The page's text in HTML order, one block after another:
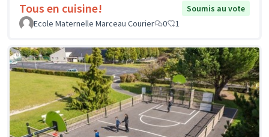
Tous en cuisine!
Soumis au vote
Ecole Maternelle Marceau Courier
0 1